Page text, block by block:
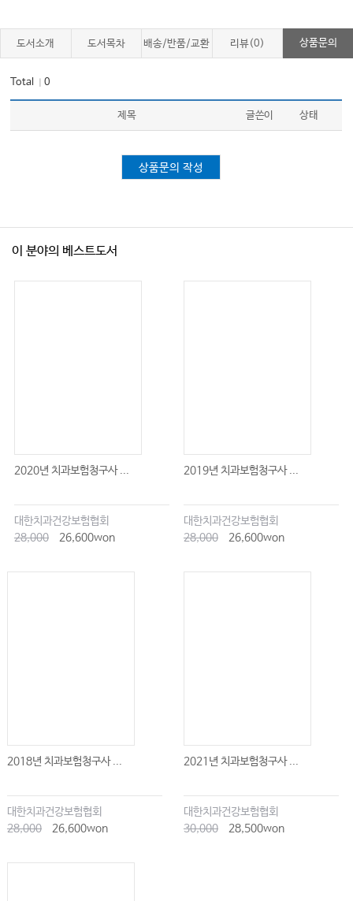
도서소개 도서목차 배송/반품/교환 리뷰(0) 상품문의
Total ｜0
제목 글쓴이 상태
상품문의 작성
이 분야의 베스트도서
2020년 치과보험청구사 ...
대한치과건강보험협회
28,000
26,600won
2019년 치과보험청구사 ...
대한치과건강보험협회
28,000
26,600won
2018년 치과보험청구사 ...
대한치과건강보험협회
28,000
26,600won
2021년 치과보험청구사 ...
대한치과건강보험협회
30,000
28,500won